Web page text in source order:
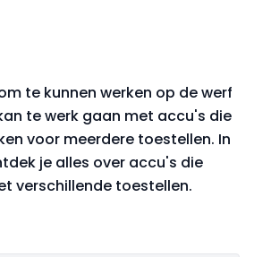
te kunnen werken op de werf
te werk gaan met accu's die
voor meerdere toestellen. In
je alles over accu's die
verschillende toestellen.